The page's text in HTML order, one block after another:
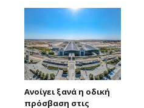
Ανοίγει ξανά η οδική
πρόσβαση στις